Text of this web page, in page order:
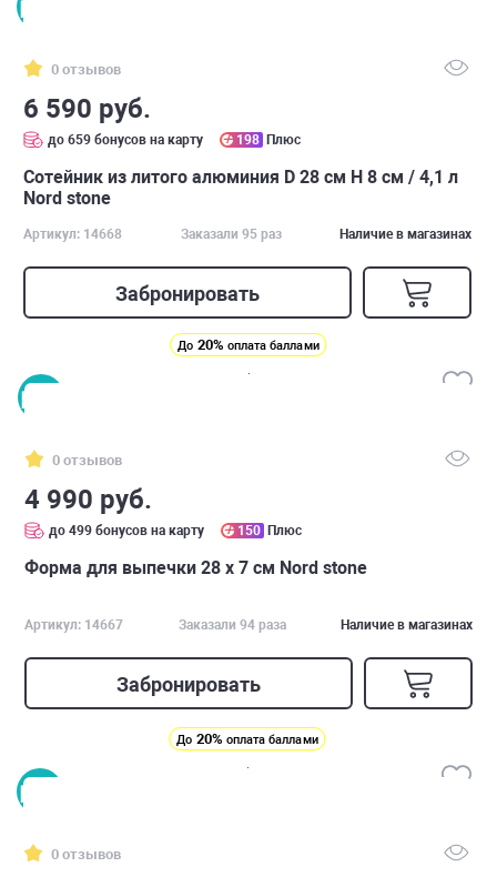
0 отзывов
6 590 руб.
до 659 бонусов на карту 198 Плюс
Сотейник из литого алюминия D 28 см H 8 см / 4,1 л
Nord stone
Артикул: 14668 Заказали 95 раз Наличие в магазинах
Забронировать
До 20% оплата баллами
0 отзывов
4 990 руб.
до 499 бонусов на карту 150 Плюс
Форма для выпечки 28 х 7 см Nord stone
Артикул: 14667 Заказали 94 раза Наличие в магазинах
Забронировать
До 20% оплата баллами
0 отзывов